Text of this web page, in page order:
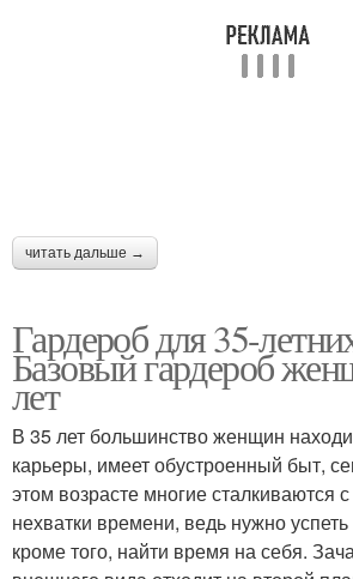
читать дальше →
Гардероб для 35-
Базовый гардероб
лет
В 35 лет большинство женщин
карьеры, имеет обустроенный быт,
этом возрасте многие сталкиваются
нехватки времени, ведь нужно успеть
кроме того, найти время на себя.